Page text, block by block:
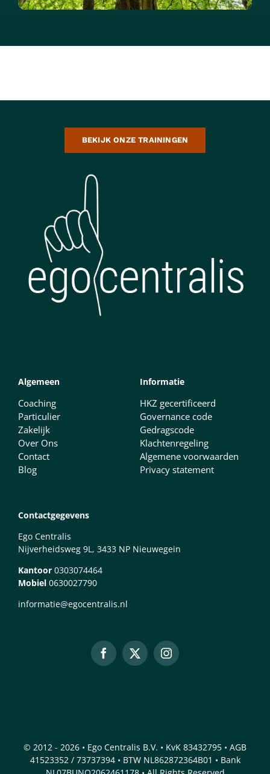
BEKIJK ONZE TRAININGEN
Algemeen
Coaching
Particulier
Zakelijk
Over Ons
Contact
Blog
Informatie
HKZ gecertificeerd
Governance code
Gedragscode
Klachtenregeling
Algemene voorwaarden
Privacy statement
Contactgegevens
Ego Centralis
Nijverheidsweg 9L, 3433 NP Nieuwegein
Kantoor 0303074464
Mobiel 0630027790
informatie@egocentralis.nl
© 2012 - 2026 • Ego Centralis B.V. • KvK 83432795 • AGB
41523352 / 73737394 • BTW NL862872364B01 • Bank